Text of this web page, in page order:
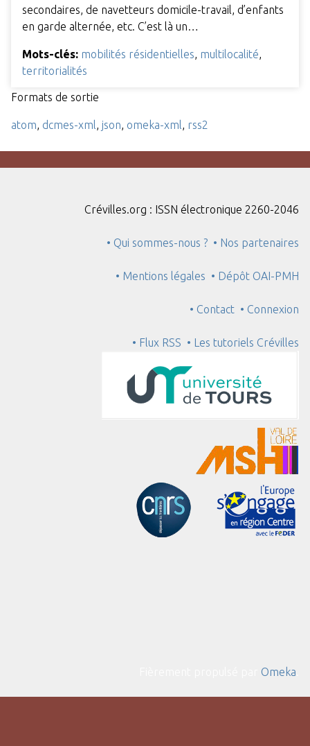
secondaires, de navetteurs domicile-travail, d’enfants
en garde alternée, etc. C’est là un…
Mots-clés: mobilités résidentielles multilocalité
territorialités
Formats de sortie
atom dcmes-xml json omeka-xml rss2
Crévilles.org : ISSN électronique 2260-2046
• Qui sommes-nous ? • Nos partenaires
• Mentions légales • Dépôt OAI-PMH
• Contact • Connexion
• Flux RSS • Les tutoriels Crévilles
Omeka